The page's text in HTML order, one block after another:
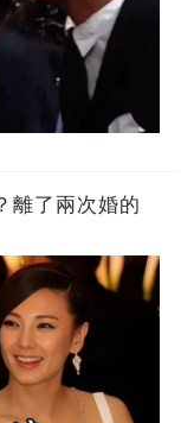
離了兩次婚的